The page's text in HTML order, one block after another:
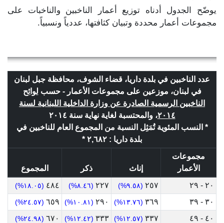
يوضّح الجدول أدناه توزيع أعمار الناخبين والناخبات على
مجموعات أعمار محددة وتبيان كثافتها، عددياً ونسبياً.
عدد الناخبين في بلدة داريا، قضاء الشوف، محافظة جبل لبنان
في لبنان، موزعين على مجموعات الأعمار - حسب لوائح
الناخبين الرسمية الصادرة عن وزارة الداخلية اللبنانية لسنة
٢٠١٤، والمحتسبة لغاية نهاية سنة ٢٠١٤
* النسب المئوية تُمَثِل النسبة من المجموع العام للناخبين في
بلدة داريا : ٢,٦٨٢ *
مجموعات
الأعمار
إناث ذكر
المجموع
٢٠ - ٢٩
٢٥٧ (٩.٥٨%) ٢٢٧ (٨.٤٦%) ٤٨٤ (١٨.٠٥%)
٣٠ - ٣٩ ٣٦٩ (١٣.٧٦%) ٢٩٠ (١٠.٨١%) ٦٥٩ (٢٤.٥٧%)
٤٠ - ٤٩ ٣٣٧ (١٢.٥٧%) ٣٣٣ (١٢.٤٢%) ٦٧٠ (٢٤.٩٨%)